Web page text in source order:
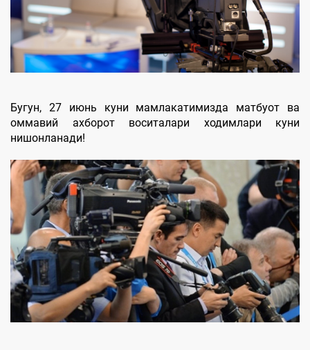
Бугун, 27 июнь куни мамлакатимизда матбуот ва
оммавий ахборот воситалари ходимлари куни
нишонланади!